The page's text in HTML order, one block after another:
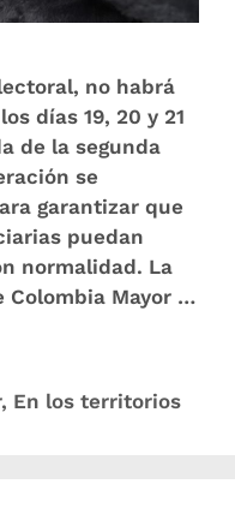
no habrá
días 19, 20 y 21
de la segunda
se
garantizar que
puedan
normalidad. La
Colombia Mayor …
, En los territorios